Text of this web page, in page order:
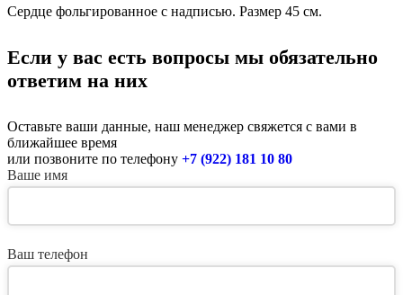
Сердце фольгированное с надписью. Размер 45 см.
Если у вас есть вопросы мы обязательно
ответим на них
Оставьте ваши данные, наш менеджер свяжется с вами в
ближайшее время
или позвоните по телефону +7 (922) 181 10 80
Ваше имя
Ваш телефон